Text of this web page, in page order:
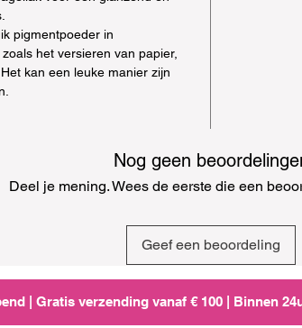
pigmentpoeder in
het versieren van papier,
kan een leuke manier zijn
Nog geen
Deel je mening. Wees de eerste die een
Geef een beoordeling
| Gratis verzending vanaf € 100 | Binnen